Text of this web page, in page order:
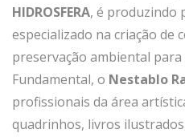
HIDROSFERA, é produzindo
especializado na criação de
preservação ambiental para
Fundamental, o Nestablo
profissionais da área
quadrinhos, livros